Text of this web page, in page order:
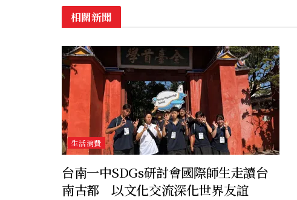
相關新聞
生活消費
台南一中SDGs研討會國際師生走讀台
南古都 以文化交流深化世界友誼